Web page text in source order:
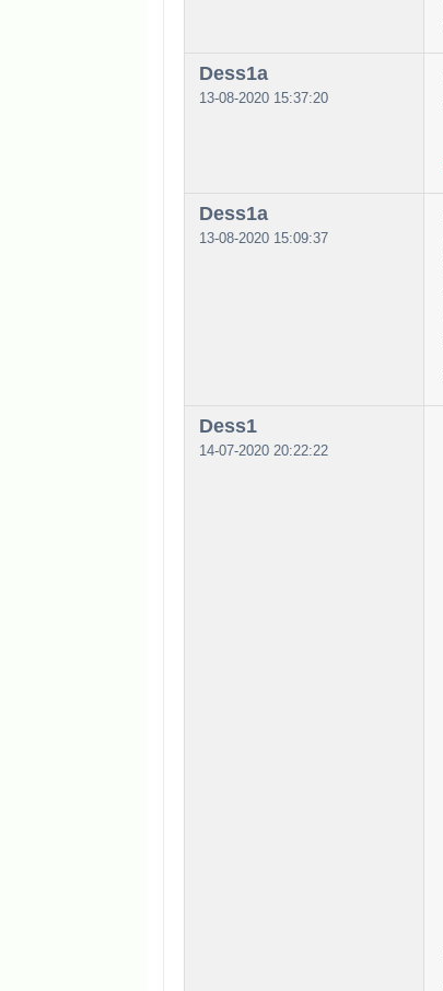
Dess1a
13-08-2020 15:37:20
Dess1a
13-08-2020 15:09:37
Dess1
14-07-2020 20:22:22